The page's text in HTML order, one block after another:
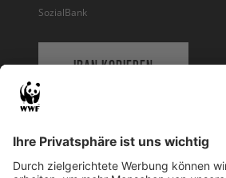
SozialBank
IBAN KOPIEREN